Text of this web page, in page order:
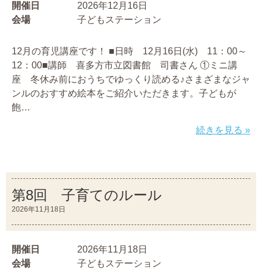
開催日
2026年12月16日
会場
子どもステーション
12月の育児講座です！ ■日時 12月16日(水) 11：00～
12：00■講師 喜多方市立図書館 司書さん ①ミニ講
座 冬休み前におうちでゆっくり読める♪さまざまなジャ
ンルのおすすめ絵本をご紹介いただきます。子どもが
飽…
続きを見る »
第8回 子育てのルール
2026年11月18日
開催日
2026年11月18日
会場
子どもステーション